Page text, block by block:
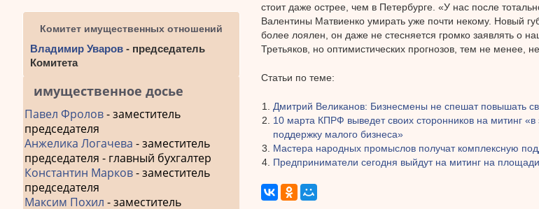
стоит даже острее, чем в Петербурге. «У нас после
Валентины Матвиенко умирать уже почти некому. Новый
более лоялен, он даже не стесняется громко заявлять о
Третьяков, но оптимистических прогнозов, тем не менее,
Статьи по теме:
Дмитрий Великанов: Бизнесмены не спешат повышать
10 марта КПРФ выведет своих сторонников на митинг
поддержку малого бизнеса»
Мастера народных промыслов получат комплексную
Предприниматели сегодня выйдут на митинг на
Комитет имущественных отношений
Владимир Уваров - председатель
Комитета
имущественное досье
Павел Фролов- заместитель
председателя
Анжелика Логачева - заместитель
председателя - главный бухгалтер
Константин Марков- заместитель
председателя
Максим Похил - заместитель